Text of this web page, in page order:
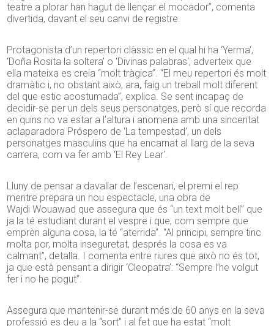
teatre a plorar han hagut de llençar el mocador”, comenta
divertida, davant el seu canvi de registre.
Protagonista d’un repertori clàssic en el qual hi ha ‘Yerma‘,
‘Doña Rosita la soltera’ o ‘Divinas palabras‘, adverteix que
ella mateixa es creia “molt tràgica”. “El meu repertori és molt
dramàtic i, no obstant això, ara, faig un treball molt diferent
del que estic acostumada”, explica. Se sent incapaç de
decidir-se per un dels seus personatges, però sí que recorda
en quins no va estar a l’altura i anomena amb una sinceritat
aclaparadora Próspero de ‘Latempestad‘, un dels
personatges masculins que ha encarnat al llarg de la seva
carrera, com va fer amb ‘El Rey Lear‘.
Lluny de pensar a davallar de l’escenari, el premi el rep
mentre prepara un nou espectacle, una obra de
Wajdi Wouawad que assegura que és “un text molt bell” que
ja la té estudiant durant el vespre i que, com sempre que
emprèn alguna cosa, la té “aterrida”. “Al principi, sempre tinc
molta por, molta inseguretat, després la cosa es va
calmant”, detalla. I comenta entre riures que això no és tot,
ja que està pensant a dirigir ‘Cleopatra’: “Sempre l’he volgut
fer i no he pogut”.
Assegura que mantenir-se durant més de 60 anys en la seva
professió es deu a la “sort” i al fet que ha estat “molt